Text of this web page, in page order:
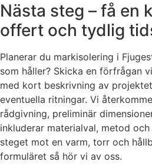
Nästa steg – få en
offert och tydlig
Planerar du markisolering i
som håller? Skicka en förfrågan
med kort beskrivning av
eventuella ritningar. Vi
rådgivning, preliminär
inkluderar materialval, metod
steget mot en varm, torr och
formuläret så hör vi av oss.